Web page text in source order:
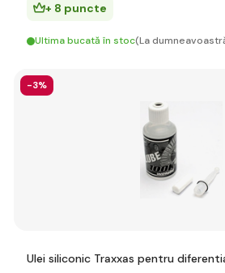
+ 8 puncte
Ultima bucată în stoc(La
-3%
Ulei siliconic Traxxas pentru